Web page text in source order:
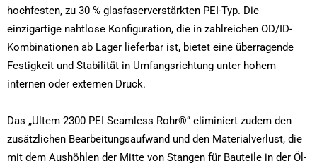
hochfesten, zu 30 % glasfaserverstärkten PEI-Typ. Die
einzigartige nahtlose Konfiguration, die in zahlreichen OD/ID-
Kombinationen ab Lager lieferbar ist, bietet eine überragende
Festigkeit und Stabilität in Umfangsrichtung unter hohem
internen oder externen Druck.
Das „Ultem 2300 PEI Seamless Rohr®“ eliminiert zudem den
zusätzlichen Bearbeitungsaufwand und den Materialverlust, die
mit dem Aushöhlen der Mitte von Stangen für Bauteile in der Öl-